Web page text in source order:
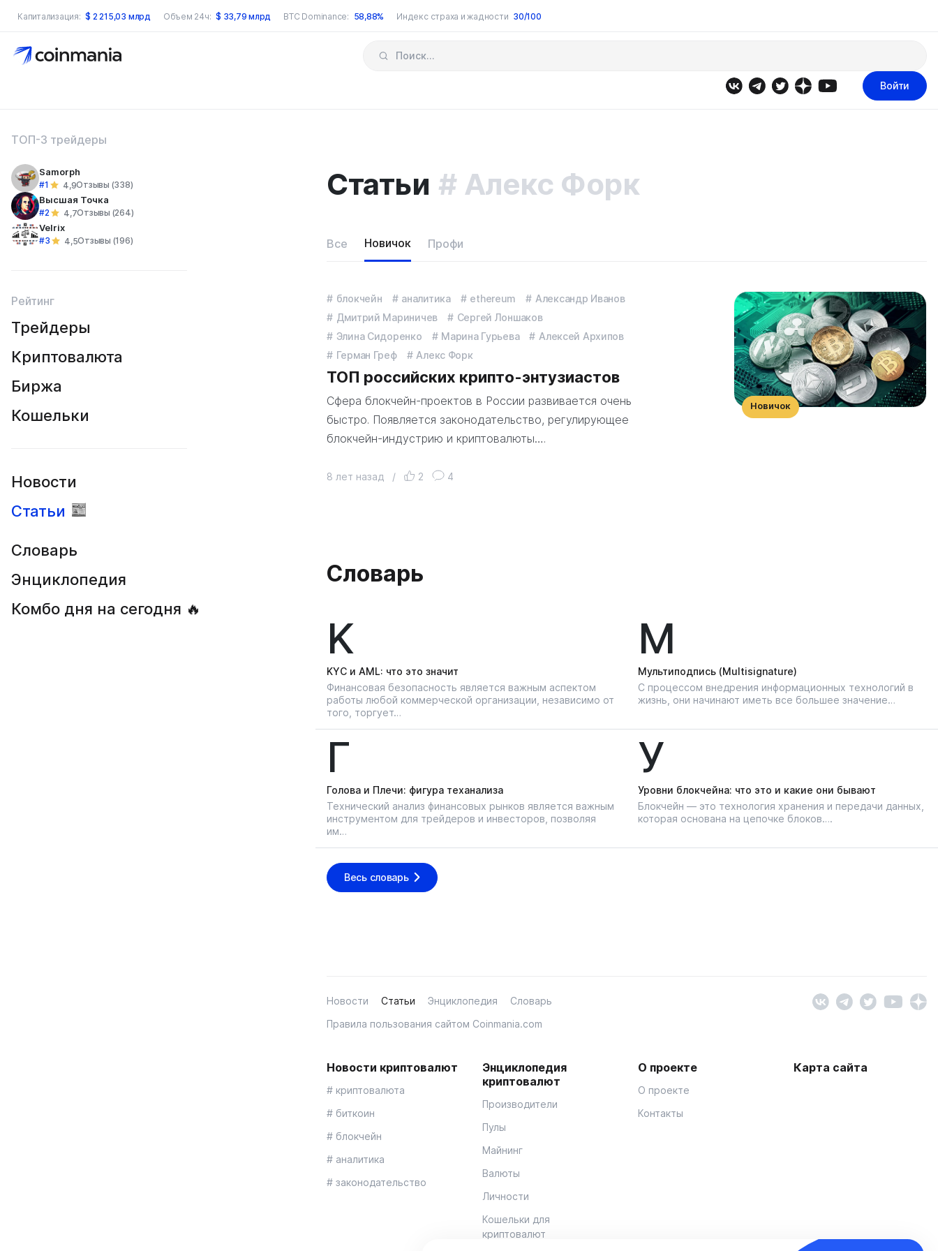
Капитализация: $ 2 215,03 млрд Объем 24ч: $ 33,79 млрд BTC Dominance: 58,88% Индекс страха и жадности 30/100
по сайту
Войти
ТОП-3 трейдеры
Samorph
#1 4,9Отзывы (338)
Высшая Точка
#2 4,7Отзывы (264)
Velrix
#3 4,5Отзывы (196)
Рейтинг
Трейдеры
Криптовалюта
Биржа
Кошельки
Новости
Статьи
Словарь
Энциклопедия
Комбо дня на сегодня 🔥
Статьи Алекс Форк
Все Новичок Профи
блокчейн аналитика ethereum
Александр Иванов
Дмитрий Мариничев
Сергей Лоншаков
Элина Сидоренко
Марина Гурьева
Алексей Архипов
Герман Греф
Алекс Форк
ТОП российских крипто-энтузиастов
Сфера блокчейн-проектов в России развивается очень
быстро. Появляется законодательство, регулирующее
блокчейн-индустрию и криптовалюты….
8 лет назад / 2 4
Новичок
Словарь
K
KYС и AML: что это значит
Финансовая безопасность является важным аспектом
работы любой коммерческой организации, независимо от
того, торгует…
М
Мультиподпись (Multisignature)
С процессом внедрения информационных технологий в
жизнь, они начинают иметь все большее значение…
Г
Голова и Плечи: фигура теханализа
Технический анализ финансовых рынков является важным
инструментом для трейдеров и инвесторов, позволяя
им…
У
Уровни блокчейна: что это и какие они бывают
Блокчейн — это технология хранения и передачи данных,
которая основана на цепочке блоков….
Весь словарь
Новости Статьи Энциклопедия
Словарь
Правила пользования сайтом Coinmania.com
Новости криптовалют
# криптовалюта
# биткоин
# блокчейн
# аналитика
# законодательство
Энциклопедия
криптовалют
Производители
Пулы
Майнинг
Валюты
Личности
Кошельки для
криптовалют
О проекте
О проекте
Контакты
Карта сайта